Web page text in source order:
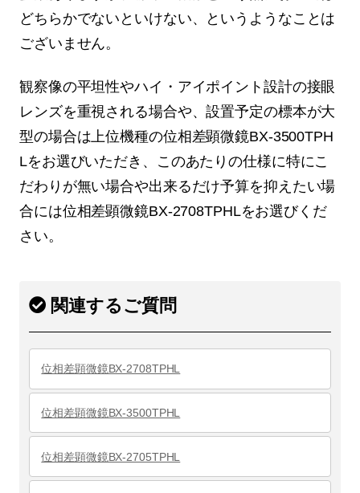
どちらかでないといけない、というようなことは
ございません。
観察像の平坦性やハイ・アイポイント設計の接眼
レンズを重視される場合や、設置予定の標本が大
型の場合は上位機種の位相差顕微鏡BX-3500TPH
Lをお選びいただき、このあたりの仕様に特にこ
だわりが無い場合や出来るだけ予算を抑えたい場
合には位相差顕微鏡BX-2708TPHLをお選びくだ
さい。
関連するご質問
位相差顕微鏡BX-2708TPHL
位相差顕微鏡BX-3500TPHL
位相差顕微鏡BX-2705TPHL